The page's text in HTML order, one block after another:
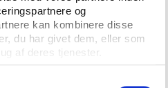
og
kan kombinere disse
du har givet dem, eller som
af deres tjenester.
mod den nu
Warner hedder det
med beviser til,